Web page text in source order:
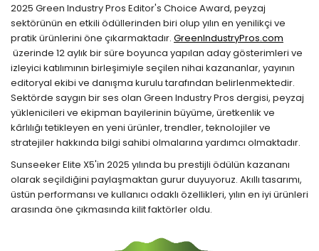
2025 Green Industry Pros Editor's Choice Award, peyzaj
sektörünün en etkili ödüllerinden biri olup yılın en yenilikçi ve
pratik ürünlerini öne çıkarmaktadır. GreenIndustryPros.com
üzerinde 12 aylık bir süre boyunca yapılan aday gösterimleri ve
izleyici katılımının birleşimiyle seçilen nihai kazananlar, yayının
editoryal ekibi ve danışma kurulu tarafından belirlenmektedir.
Sektörde saygın bir ses olan Green Industry Pros dergisi, peyzaj
yüklenicileri ve ekipman bayilerinin büyüme, üretkenlik ve
kârlılığı tetikleyen en yeni ürünler, trendler, teknolojiler ve
stratejiler hakkında bilgi sahibi olmalarına yardımcı olmaktadır.
Sunseeker Elite X5'in 2025 yılında bu prestijli ödülün kazananı
olarak seçildiğini paylaşmaktan gurur duyuyoruz. Akıllı tasarımı,
üstün performansı ve kullanıcı odaklı özellikleri, yılın en iyi ürünleri
arasında öne çıkmasında kilit faktörler oldu.